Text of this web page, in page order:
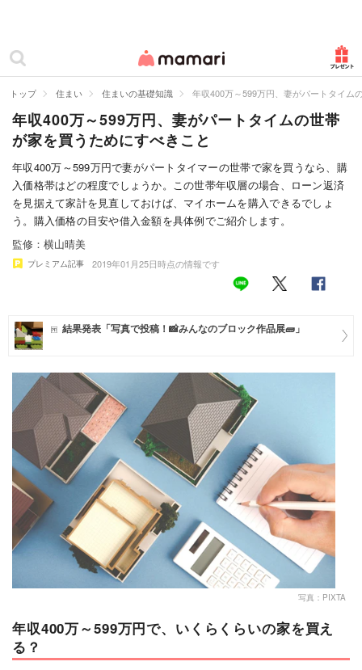
ママリ
カテゴリー一覧
妊娠
出産
赤ちゃん・育児
子育て・家族
病院
お仕事
住まい
マネー
トレンド・イベント
トップ 住まい 住まいの基礎知識 年収400万～599万円、妻がパートタイム
年収400万～599万円、妻がパートタイムの世帯
が家を買うためにすべきこと
年収400万～599万円で妻がパートタイマーの世帯で家を買うなら、購
入価格帯はどの程度でしょうか。この世帯年収層の場合、ローン返済
を見据えて家計を見直しておけば、マイホームを購入できるでしょ
う。購入価格の目安や借入金額を具体例でご紹介します。
監修：横山晴美
プレミアム記事 2019年01月25日時点の情報です
結果発表「写真で投稿！📸みんなのブロック作品展🧱」
写真：PIXTA
年収400万～599万円で、いくらくらいの家を買え
る？